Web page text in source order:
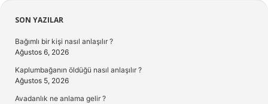
Sidebar
SON YAZILAR
Bağımlı bir kişi nasıl anlaşılır ?
Ağustos 6, 2026
Kaplumbağanın öldüğü nasıl anlaşılır ?
Ağustos 5, 2026
Avadanlık ne anlama gelir ?